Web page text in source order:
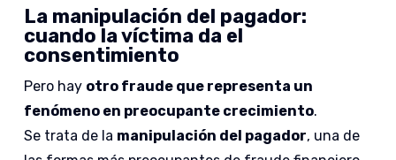
La manipulación del pagador:
cuando la víctima da el
consentimiento
Pero hay otro fraude que representa un
fenómeno en preocupante crecimiento.
Se trata de la manipulación del pagador, una de